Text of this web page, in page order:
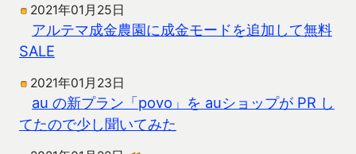
2021年01月25日
アルテマ成金農園に成金モードを追加して無料
SALE
2021年01月23日
au の新プラン「povo」を auショップが PR し
てたので少し聞いてみた